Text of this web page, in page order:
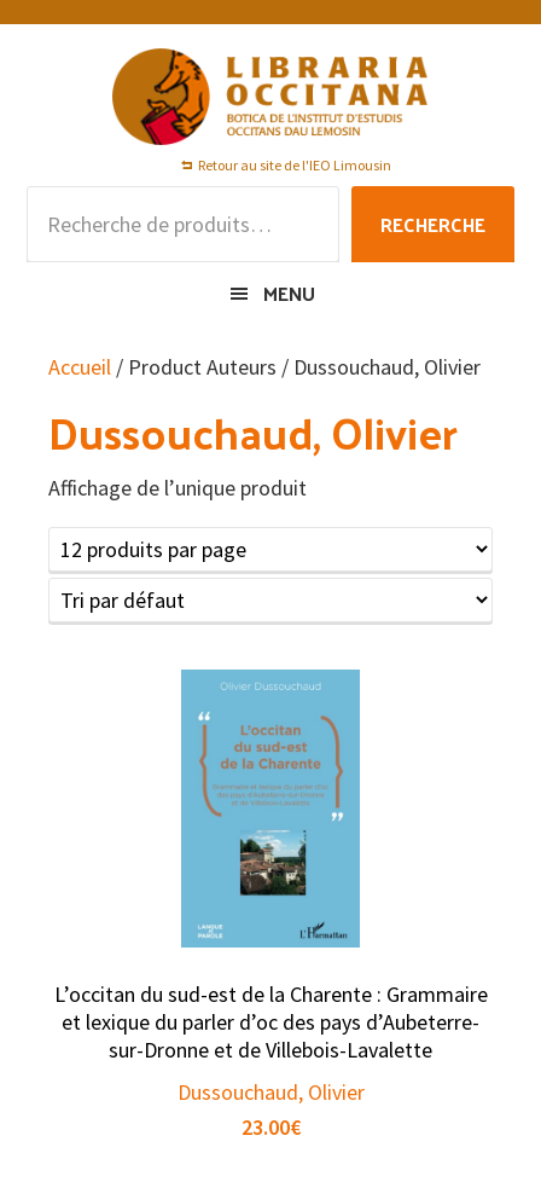
Passer
Passer
Passer
Retour au site de l'IEO Limousin
pour :
RECHERCHE
MENU
Accueil / Product Auteurs / Dussouchaud, Olivier
Dussouchaud, Olivier
Affichage de l’unique produit
L’occitan du sud-est de la Charente : Grammaire
et lexique du parler d’oc des pays d’Aubeterre-
sur-Dronne et de Villebois-Lavalette
Dussouchaud, Olivier
23.00€